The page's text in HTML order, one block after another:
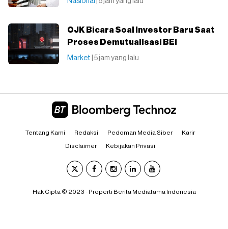
OJK Bicara Soal Investor Baru Saat
Proses Demutualisasi BEI
Market | 5 jam yang lalu
Tentang Kami Redaksi Pedoman Media Siber Karir
Disclaimer Kebijakan Privasi
Hak Cipta © 2023 - Properti Berita Mediatama Indonesia